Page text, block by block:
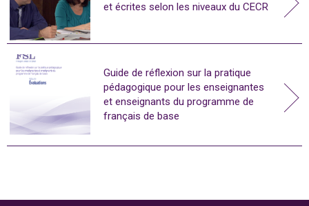
et écrites selon les niveaux du CECR
Guide de réflexion sur la pratique
pédagogique pour les enseignantes
et enseignants du programme de
français de base